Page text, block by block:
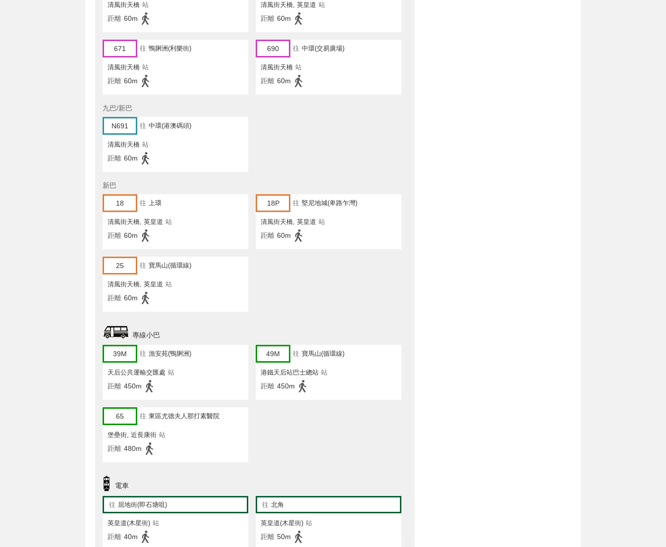
清風街天橋 站
距離 60m
清風街天橋, 英皇道 站
距離 60m
671 往 鴨脷洲(利樂街)
清風街天橋 站
距離 60m
690 往 中環(交易廣場)
清風街天橋 站
距離 60m
九巴/新巴
N691 往 中環(港澳碼頭)
清風街天橋 站
距離 60m
新巴
18 往 上環
清風街天橋, 英皇道 站
距離 60m
18P 往 堅尼地城(卑路乍灣)
清風街天橋, 英皇道 站
距離 60m
25 往 寶馬山(循環線)
清風街天橋, 英皇道 站
距離 60m
專線小巴
39M 往 漁安苑(鴨脷洲)
天后公共運輸交匯處 站
距離 450m
49M 往 寶馬山(循環線)
港鐵天后站巴士總站 站
距離 450m
65 往 東區尤德夫人那打素醫院
堡壘街, 近長康街 站
距離 480m
電車
往 屈地街(即石塘咀)
英皇道(木星街) 站
距離 40m
往 北角
英皇道(木星街) 站
距離 50m